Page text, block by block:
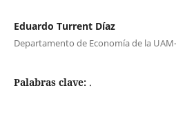
Eduardo Turrent Díaz
Departamento de Economía de la
Palabras clave: .